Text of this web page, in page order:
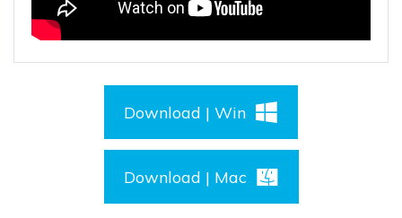
Download | Win
Download | Mac